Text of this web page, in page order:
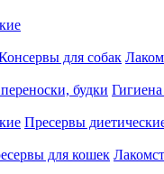
для собак
будки
Пресервы
для кошек